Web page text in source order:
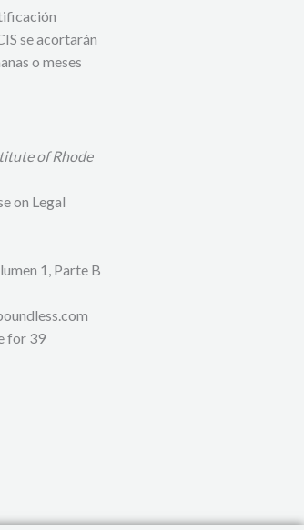
se acortarán
o meses
of Rhode
on Legal
1, Parte B
for 39